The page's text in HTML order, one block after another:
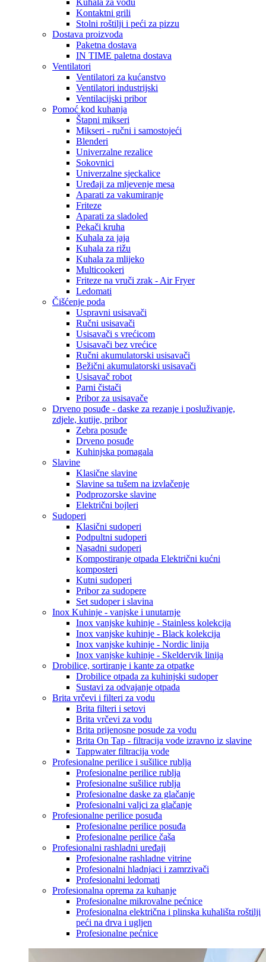
Kuhala za vodu
Kontaktni grili
Stolni roštilji i peći za pizzu
Dostava proizvoda
Paketna dostava
IN TIME paletna dostava
Ventilatori
Ventilatori za kućanstvo
Ventilatori industrijski
Ventilacijski pribor
Pomoć kod kuhanja
Štapni mikseri
Mikseri - ručni i samostojeći
Blenderi
Univerzalne rezalice
Sokovnici
Univerzalne sjeckalice
Uređaji za mljevenje mesa
Aparati za vakumiranje
Friteze
Aparati za sladoled
Pekači kruha
Kuhala za jaja
Kuhala za rižu
Kuhala za mlijeko
Multicookeri
Friteze na vruči zrak - Air Fryer
Ledomati
Čišćenje poda
Uspravni usisavači
Ručni usisavači
Usisavači s vrećicom
Usisavači bez vrećice
Ručni akumulatorski usisavači
Bežični akumulatorski usisavači
Usisavač robot
Parni čistači
Pribor za usisavače
Drveno posuđe - daske za rezanje i posluživanje,
zdjele, kutije, pribor
Zebra posuđe
Drveno posuđe
Kuhinjska pomagala
Slavine
Klasične slavine
Slavine sa tušem na izvlačenje
Podprozorske slavine
Električni bojleri
Sudoperi
Klasični sudoperi
Podpultni sudoperi
Nasadni sudoperi
Kompostiranje otpada Električni kućni
komposteri
Kutni sudoperi
Pribor za sudopere
Set sudoper i slavina
Inox Kuhinje - vanjske i unutarnje
Inox vanjske kuhinje - Stainless kolekcija
Inox vanjske kuhinje - Black kolekcija
Inox vanjske kuhinje - Nordic linija
Inox vanjske kuhinje - Skeldervik linija
Drobilice, sortiranje i kante za otpatke
Drobilice otpada za kuhinjski sudoper
Sustavi za odvajanje otpada
Brita vrčevi i filteri za vodu
Brita filteri i setovi
Brita vrčevi za vodu
Brita prijenosne posude za vodu
Brita On Tap - filtracija vode izravno iz slavine
Tappwater filtracija vode
Profesionalne perilice i sušilice rublja
Profesionalne perilice rublja
Profesionalne sušilice rublja
Profesionalne daske za glačanje
Profesionalni valjci za glačanje
Profesionalne perilice posuđa
Profesionalne perilice posuđa
Profesionalne perilice čaša
Profesionalni rashladni uređaji
Profesionalne rashladne vitrine
Profesionalni hladnjaci i zamrzivači
Profesionalni ledomati
Profesionalna oprema za kuhanje
Profesionalne mikrovalne pećnice
Profesionalna električna i plinska kuhališta roštilji
peći na drva i ugljen
Profesionalne pećnice